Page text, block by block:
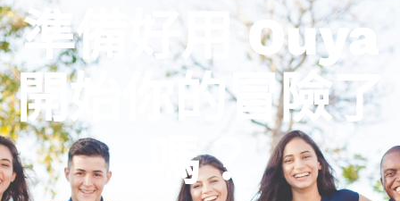
準備好用 Ouya
開始你的冒險了
嗎？